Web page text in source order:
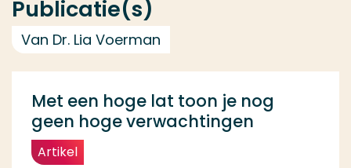
Publicatie(s)
Van Dr. Lia Voerman
Met een hoge lat toon je nog
geen hoge verwachtingen
Artikel